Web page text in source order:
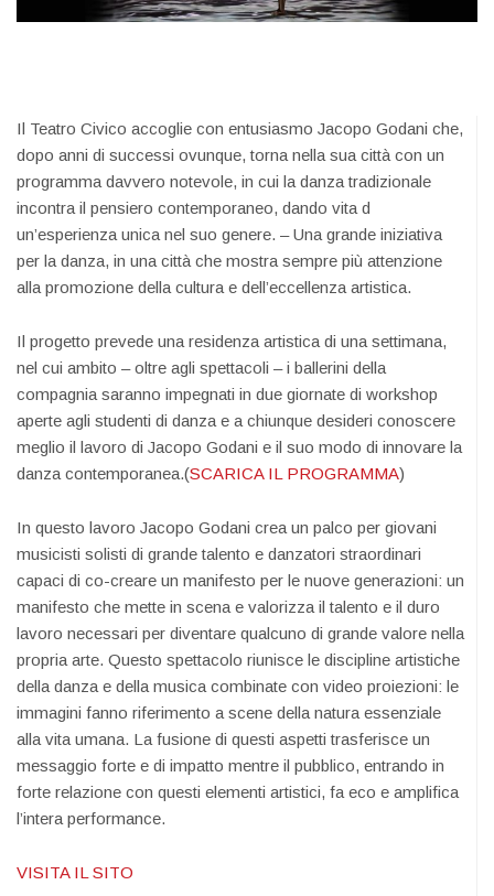
Il Teatro Civico accoglie con entusiasmo Jacopo Godani che,
dopo anni di successi ovunque, torna nella sua città con un
programma davvero notevole, in cui la danza tradizionale
incontra il pensiero contemporaneo, dando vita d
un’esperienza unica nel suo genere. – Una grande iniziativa
per la danza, in una città che mostra sempre più attenzione
alla promozione della cultura e dell’eccellenza artistica.
Il progetto prevede una residenza artistica di una settimana,
nel cui ambito – oltre agli spettacoli – i ballerini della
compagnia saranno impegnati in due giornate di workshop
aperte agli studenti di danza e a chiunque desideri conoscere
meglio il lavoro di Jacopo Godani e il suo modo di innovare la
danza contemporanea.(SCARICA IL PROGRAMMA)
In questo lavoro Jacopo Godani crea un palco per giovani
musicisti solisti di grande talento e danzatori straordinari
capaci di co-creare un manifesto per le nuove generazioni: un
manifesto che mette in scena e valorizza il talento e il duro
lavoro necessari per diventare qualcuno di grande valore nella
propria arte. Questo spettacolo riunisce le discipline artistiche
della danza e della musica combinate con video proiezioni: le
immagini fanno riferimento a scene della natura essenziale
alla vita umana. La fusione di questi aspetti trasferisce un
messaggio forte e di impatto mentre il pubblico, entrando in
forte relazione con questi elementi artistici, fa eco e amplifica
l’intera performance.
VISITA IL SITO